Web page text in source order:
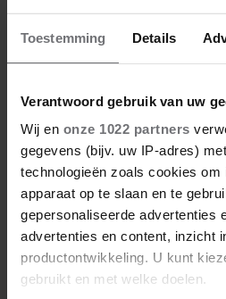
Toestemming Details
Verantwoord gebruik van uw
Wij en onze 1022 partners
gegevens (bijv. uw IP-adres)
technologieën zoals cookies om
apparaat op te slaan en te
gepersonaliseerde advertenties
advertenties en content, inzicht
productontwikkeling. U kunt
gebruikt en met welke doelen.